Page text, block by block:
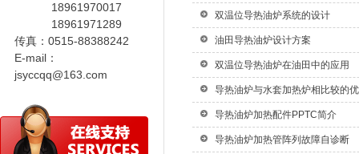
18961970017
18961971289
传真：0515-88388242
E-mail：
jsyccqq@163.com
双温位导热油炉系统的设计
油田导热油炉设计方案
双温位导热油炉在油田中的应用
导热油炉与水套加热炉相比较的
导热油炉加热配件PPTC简介
导热油炉加热管阵列故障自诊断